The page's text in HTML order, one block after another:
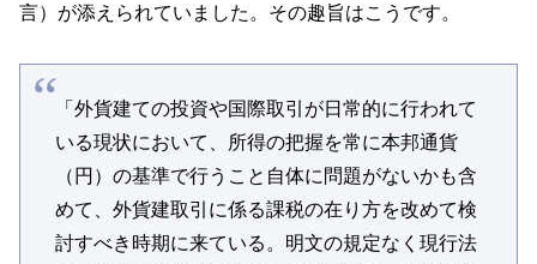
言）が添えられていました。その趣旨はこうです。
「外貨建ての投資や国際取引が日常的に行われて
いる現状において、所得の把握を常に本邦通貨
（円）の基準で行うこと自体に問題がないかも含
めて、外貨建取引に係る課税の在り方を改めて検
討すべき時期に来ている。明文の規定なく現行法